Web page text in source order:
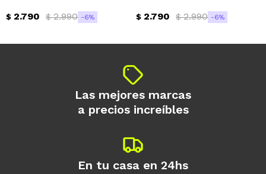
$ 2.790 $ 2.990 6 $ 2.790 $ 2.990 6
Las mejores marcas
a precios increíbles
En tu casa en 24hs